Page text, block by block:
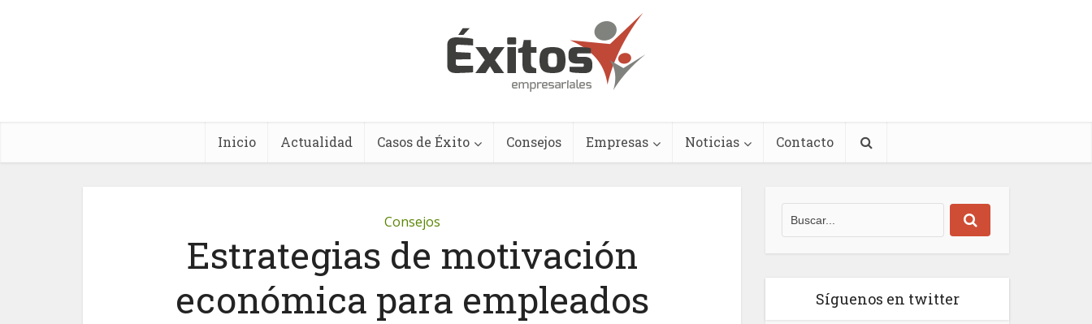
Inicio Actualidad Casos de Éxito Consejos Empresas Noticias Contacto
Consejos
Estrategias de motivación
económica para empleados
Síguenos en twitter